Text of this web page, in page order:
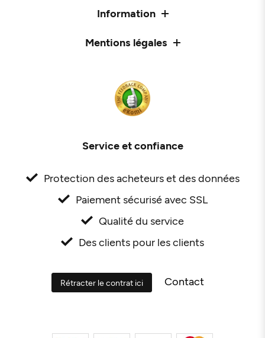
Information
Mentions légales
Service et confiance
Protection des acheteurs et des données
Paiement sécurisé avec SSL
Qualité du service
Des clients pour les clients
Rétracter le contrat ici Contact